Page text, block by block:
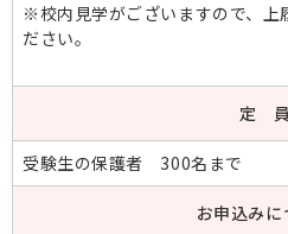
※校内見学がございますので、上
ださい。
定 員
受験生の保護者 300名まで
お申込みに